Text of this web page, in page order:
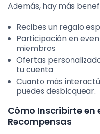
Además, hay más
Recibes un regalo
Participación en
miembros
Ofertas
tu cuenta
Cuanto más
puedes desbloquear.
Cómo Inscribirte en
Recompensas